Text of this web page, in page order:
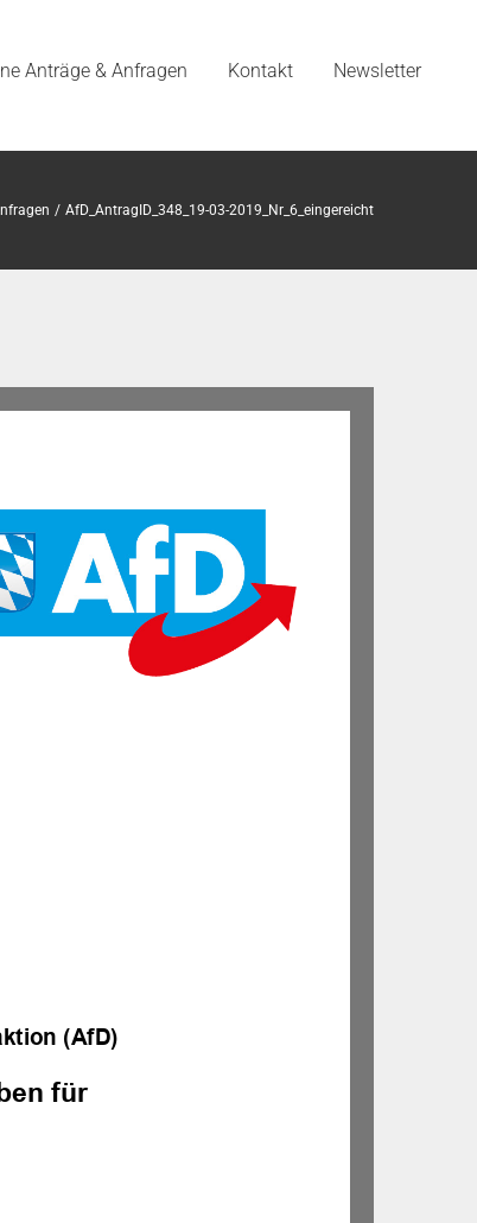
Anträge & Anfragen Kontakt Newsletter
AfD_AntragID_348_19-03-2019_Nr_6_eingereicht